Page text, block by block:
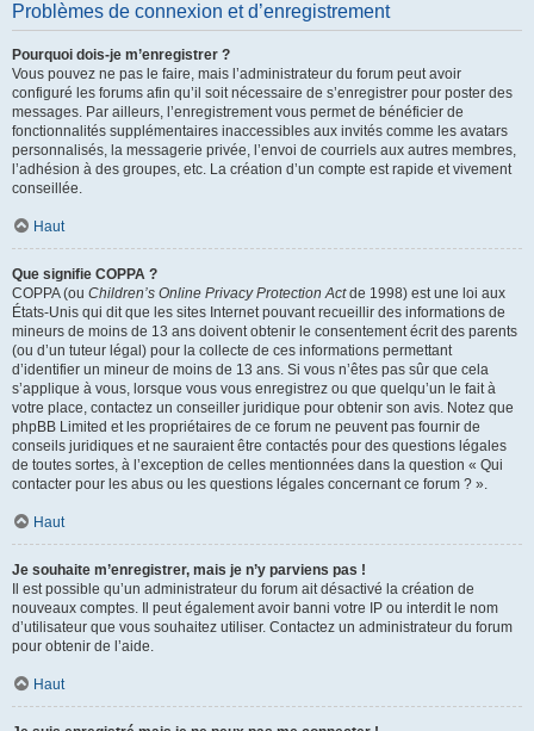
Problèmes de connexion et d’enregistrement
Pourquoi dois-je m’enregistrer ?
Vous pouvez ne pas le faire, mais l’administrateur du forum peut avoir
configuré les forums afin qu’il soit nécessaire de s’enregistrer pour poster des
messages. Par ailleurs, l’enregistrement vous permet de bénéficier de
fonctionnalités supplémentaires inaccessibles aux invités comme les avatars
personnalisés, la messagerie privée, l’envoi de courriels aux autres membres,
l’adhésion à des groupes, etc. La création d’un compte est rapide et vivement
conseillée.
Haut
Que signifie COPPA ?
COPPA (ou Children’s Online Privacy Protection Actde 1998) est une loi aux
États-Unis qui dit que les sites Internet pouvant recueillir des informations de
mineurs de moins de 13 ans doivent obtenir le consentement écrit des parents
(ou d’un tuteur légal) pour la collecte de ces informations permettant
d’identifier un mineur de moins de 13 ans. Si vous n’êtes pas sûr que cela
s’applique à vous, lorsque vous vous enregistrez ou que quelqu’un le fait à
votre place, contactez un conseiller juridique pour obtenir son avis. Notez que
phpBB Limited et les propriétaires de ce forum ne peuvent pas fournir de
conseils juridiques et ne sauraient être contactés pour des questions légales
de toutes sortes, à l’exception de celles mentionnées dans la question « Qui
contacter pour les abus ou les questions légales concernant ce forum ? ».
Haut
Je souhaite m’enregistrer, mais je n’y parviens pas !
Il est possible qu’un administrateur du forum ait désactivé la création de
nouveaux comptes. Il peut également avoir banni votre IP ou interdit le nom
d’utilisateur que vous souhaitez utiliser. Contactez un administrateur du forum
pour obtenir de l’aide.
Haut